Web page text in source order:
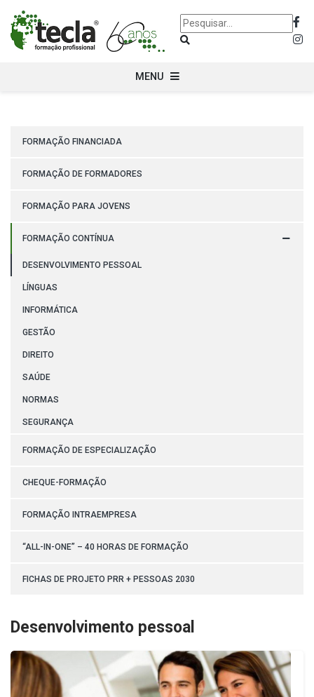
MENU
FORMAÇÃO FINANCIADA
FORMAÇÃO DE FORMADORES
FORMAÇÃO PARA JOVENS
FORMAÇÃO CONTÍNUA
DESENVOLVIMENTO PESSOAL
LÍNGUAS
INFORMÁTICA
GESTÃO
DIREITO
SAÚDE
NORMAS
SEGURANÇA
FORMAÇÃO DE ESPECIALIZAÇÃO
CHEQUE-FORMAÇÃO
FORMAÇÃO INTRAEMPRESA
“ALL-IN-ONE” – 40 HORAS DE FORMAÇÃO
FICHAS DE PROJETO PRR + PESSOAS 2030
Desenvolvimento pessoal